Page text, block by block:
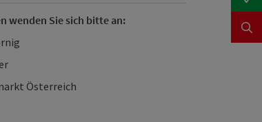
wenden Sie sich bitte an:
Österreich